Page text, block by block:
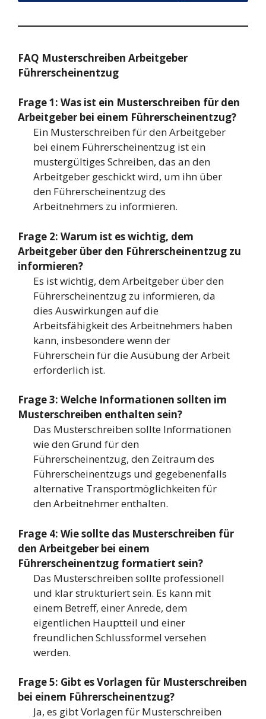
FAQ Musterschreiben Arbeitgeber
Führerscheinentzug
Frage 1: Was ist ein Musterschreiben für den
Arbeitgeber bei einem Führerscheinentzug?
Ein Musterschreiben für den Arbeitgeber
bei einem Führerscheinentzug ist ein
mustergültiges Schreiben, das an den
Arbeitgeber geschickt wird, um ihn über
den Führerscheinentzug des
Arbeitnehmers zu informieren.
Frage 2: Warum ist es wichtig, dem
Arbeitgeber über den Führerscheinentzug zu
informieren?
Es ist wichtig, dem Arbeitgeber über den
Führerscheinentzug zu informieren, da
dies Auswirkungen auf die
Arbeitsfähigkeit des Arbeitnehmers haben
kann, insbesondere wenn der
Führerschein für die Ausübung der Arbeit
erforderlich ist.
Frage 3: Welche Informationen sollten im
Musterschreiben enthalten sein?
Das Musterschreiben sollte Informationen
wie den Grund für den
Führerscheinentzug, den Zeitraum des
Führerscheinentzugs und gegebenenfalls
alternative Transportmöglichkeiten für
den Arbeitnehmer enthalten.
Frage 4: Wie sollte das Musterschreiben für
den Arbeitgeber bei einem
Führerscheinentzug formatiert sein?
Das Musterschreiben sollte professionell
und klar strukturiert sein. Es kann mit
einem Betreff, einer Anrede, dem
eigentlichen Hauptteil und einer
freundlichen Schlussformel versehen
werden.
Frage 5: Gibt es Vorlagen für Musterschreiben
bei einem Führerscheinentzug?
Ja, es gibt Vorlagen für Musterschreiben